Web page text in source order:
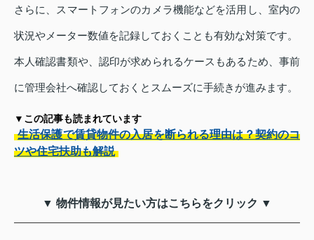
さらに、スマートフォンのカメラ機能などを活用し、室内の
状況やメーター数値を記録しておくことも有効な対策です。
本人確認書類や、認印が求められるケースもあるため、事前
に管理会社へ確認しておくとスムーズに手続きが進みます。
▼この記事も読まれています
生活保護で賃貸物件の入居を断られる理由は？契約のコ
ツや住宅扶助も解説
▼ 物件情報が見たい方はこちらをクリック ▼